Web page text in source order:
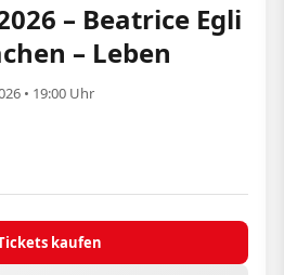
– Beatrice Egli
– Leben
• 19:00 Uhr
kaufen